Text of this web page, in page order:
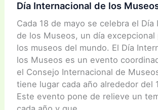
Día Internacional de los
Cada 18 de mayo se celebra el Día
de los Museos, un día excepcional
los museos del mundo. El Día
los Museos es un evento
el Consejo Internacional de
tiene lugar cada año alrededor del
Este evento pone de relieve un